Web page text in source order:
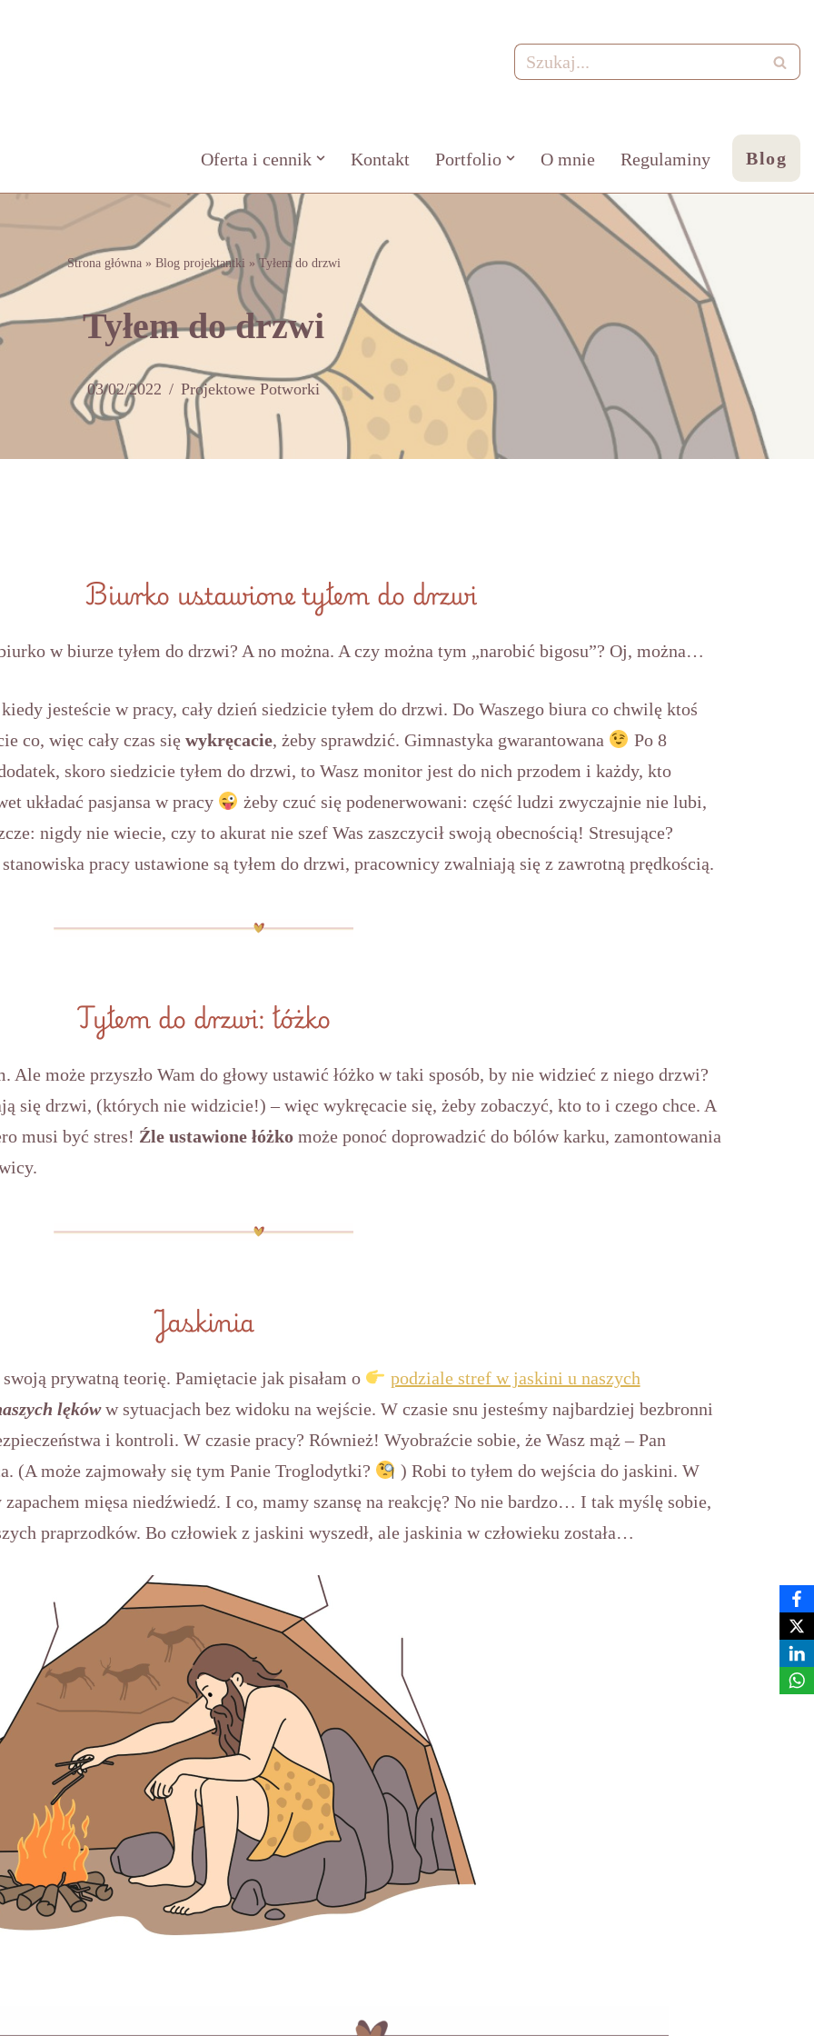
Oferta i cennik Kontakt Portfolio O mnie Regulaminy Blog
Strona główna» Blog projektantki »Tyłem do drzwi
Tyłem do drzwi
03/02/2022 Projektowe Potworki
Biurko ustawione tyłem do drzwi
w biurze tyłem do drzwi? A no można. A czy można tym „narobić bigosu”? Oj, można…
jesteście w pracy, cały dzień siedzicie tyłem do drzwi. Do Waszego biura co chwilę ktoś
co, więc cały czas się wykręcacie, żeby sprawdzić. Gimnastyka gwarantowana
Po 8
skoro siedzicie tyłem do drzwi, to Wasz monitor jest do nich przodem i każdy, kto
układać pasjansa w pracy
żeby czuć się podenerwowani: część ludzi zwyczajnie nie lubi,
nigdy nie wiecie, czy to akurat nie szef Was zaszczycił swoją obecnością! Stresujące?
pracy ustawione są tyłem do drzwi, pracownicy zwalniają się z zawrotną prędkością.
Tyłem do drzwi: łóżko
Ale może przyszło Wam do głowy ustawić łóżko w taki sposób, by nie widzieć z niego drzwi?
się drzwi, (których nie widzicie!) – więc wykręcacie się, żeby zobaczyć, kto to i czego chce. A
musi być stres! Źle ustawione łóżkomoże ponoć doprowadzić do bólów karku, zamontowania
Jaskinia
prywatną teorię. Pamiętacie jak pisałam o
podziale stref w jaskini u naszych
lękóww sytuacjach bez widoku na wejście. W czasie snu jesteśmy najbardziej bezbronni
i kontroli. W czasie pracy? Również! Wyobraźcie sobie, że Wasz mąż – Pan
(A może zajmowały się tym Panie Troglodytki?
) Robi to tyłem do wejścia do jaskini. W
mięsa niedźwiedź. I co, mamy szansę na reakcję? No nie bardzo… I tak myślę sobie,
praprzodków. Bo człowiek z jaskini wyszedł, ale jaskinia w człowieku została…